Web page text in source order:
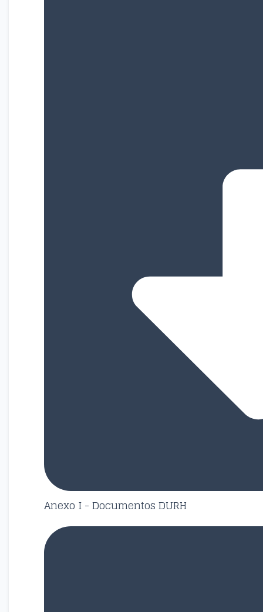
Anexo I - Documentos DURH